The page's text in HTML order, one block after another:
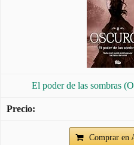
El poder de las sombras
Comprar en